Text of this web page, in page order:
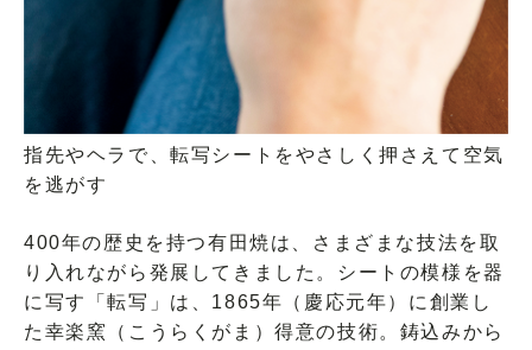
指先やヘラで、転写シートをやさしく押さえて空気
を逃がす
400年の歴史を持つ有田焼は、さまざまな技法を取
り入れながら発展してきました。シートの模様を器
に写す「転写」は、1865年（慶応元年）に創業し
た幸楽窯（こうらくがま）得意の技術。鋳込みから